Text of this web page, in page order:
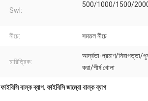
Swl:
500/1000/1500/
নীচে: সমতল নীচে
চারিত্রিক:
আর্দ্রতা-প্রমাণ/নিরাপত্তা/
করা/শীর্ষ খোলা
বাল্ক ব্যাগ, ফাইবিসি জাম্বো বাল্ক ব্যাগ